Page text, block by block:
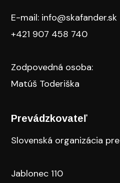
E-mail: info@skafander.sk
+421 907 458 740
Zodpovedná osoba:
Matúš Toderiška
Prevádzkovateľ
Slovenská organizácia
Jablonec 110